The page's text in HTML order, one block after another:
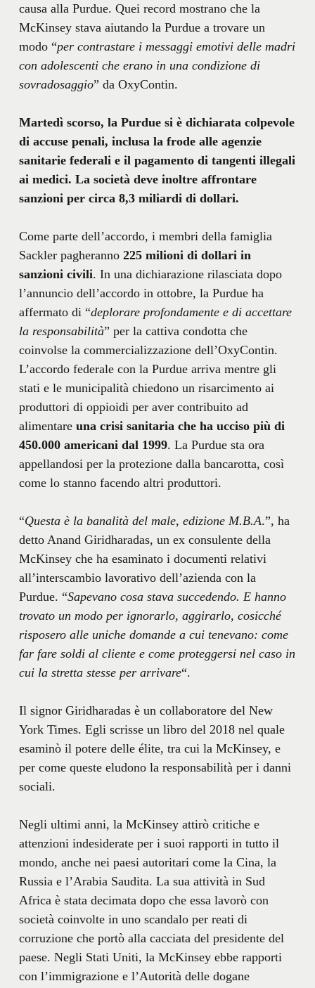
causa alla Purdue. Quei record mostrano che la
McKinsey stava aiutando la Purdue a trovare un
modo “per contrastare i messaggi emotivi delle madri
con adolescenti che erano in una condizione di
sovradosaggio” da OxyContin.
Martedì scorso, la Purdue si è dichiarata colpevole
di accuse penali, inclusa la frode alle agenzie
sanitarie federali e il pagamento di tangenti illegali
ai medici. La società deve inoltre affrontare
sanzioni per circa 8,3 miliardi di dollari.
Come parte dell’accordo, i membri della famiglia
Sackler pagheranno 225 milioni di dollari in
sanzioni civili. In una dichiarazione rilasciata dopo
l’annuncio dell’accordo in ottobre, la Purdue ha
affermato di “deplorare profondamente e di accettare
la responsabilità” per la cattiva condotta che
coinvolse la commercializzazione dell’OxyContin.
L’accordo federale con la Purdue arriva mentre gli
stati e le municipalità chiedono un risarcimento ai
produttori di oppioidi per aver contribuito ad
alimentare una crisi sanitaria che ha ucciso più di
450.000 americani dal 1999. La Purdue sta ora
appellandosi per la protezione dalla bancarotta, così
come lo stanno facendo altri produttori.
“Questa è la banalità del male, edizione M.B.A.”, ha
detto Anand Giridharadas, un ex consulente della
McKinsey che ha esaminato i documenti relativi
all’interscambio lavorativo dell’azienda con la
Purdue. “Sapevano cosa stava succedendo. E hanno
trovato un modo per ignorarlo, aggirarlo, cosicché
risposero alle uniche domande a cui tenevano: come
far fare soldi al cliente e come proteggersi nel caso in
cui la stretta stesse per arrivare“.
Il signor Giridharadas è un collaboratore del New
York Times. Egli scrisse un libro del 2018 nel quale
esaminò il potere delle élite, tra cui la McKinsey, e
per come queste eludono la responsabilità per i danni
sociali.
Negli ultimi anni, la McKinsey attirò critiche e
attenzioni indesiderate per i suoi rapporti in tutto il
mondo, anche nei paesi autoritari come la Cina, la
Russia e l’Arabia Saudita. La sua attività in Sud
Africa è stata decimata dopo che essa lavorò con
società coinvolte in uno scandalo per reati di
corruzione che portò alla cacciata del presidente del
paese. Negli Stati Uniti, la McKinsey ebbe rapporti
con l’immigrazione e l’Autorità delle dogane